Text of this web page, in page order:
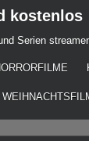
kostenlos
Serien